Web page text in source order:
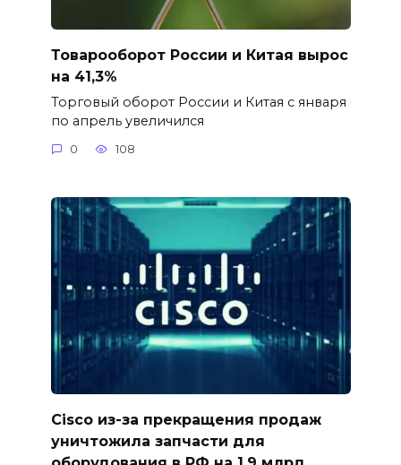
Товарооборот России и Китая вырос
на 41,3%
Торговый оборот России и Китая с января
по апрель увеличился
0 108
Cisco из-за прекращения продаж
уничтожила запчасти для